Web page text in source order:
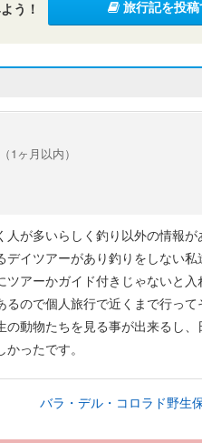
う！ 旅行記を投稿
1ヶ月以内）
人が多いらしく釣り以外の情報
イツアーがあり釣りをしない私
アーかガイド付きじゃないと
ので個人旅行で近くまで行っ
動物たちを見る事が出来るし
ったです。
バラ・デル・コロラド野生